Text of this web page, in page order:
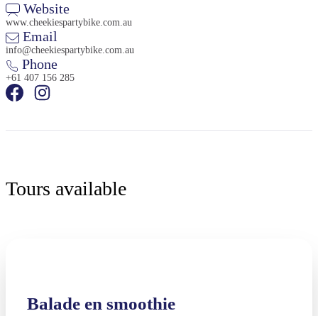
Website
www.cheekiespartybike.com.au
Email
info@cheekiespartybike.com.au
Phone
+61 407 156 285
Tours available
Balade en smoothie